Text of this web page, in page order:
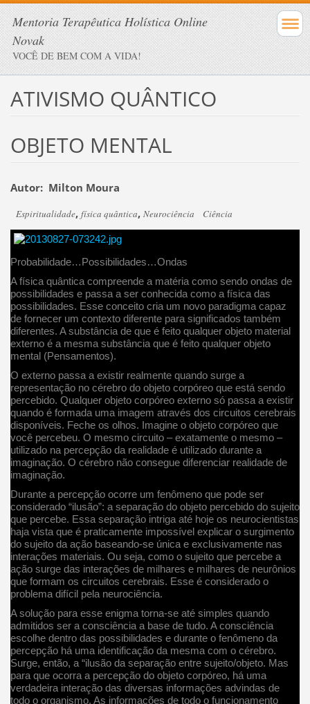
Mentoria Terapêutica Holística Online
Novak
VOCÊ DE BEM COM A VIDA!
ATIVISMO QUÂNTICO
OBJETO MENTAL
Autor: Milton Moura
Espiritualidade, física quântica, Neurociência Ciência
Probabilidade…Possibilidades…Ondas
A física quântica compreende a matéria como sendo ondas de
possibilidades e passa a ser conhecida como a física das
possibilidades. Esse conceito cria um novo paradigma capaz
de fornecer um contexto diferente para significados também
diferentes. A substância de que é feito qualquer objeto material
externo é a mesma substância que é feito qualquer objeto
mental (Pensamentos).
O externo passa a existir realmente quando surge a
representação no cérebro do objeto corpóreo que está sendo
percebido. Qualquer objeto corpóreo externo só passa a existir
quando é formada uma imagem através dos circuitos cerebrais
disponíveis. Feche os olhos. Imagine o objeto corpóreo que
você percebeu. O mesmo circuito – exatamente o mesmo –
utilizado na percepção da realidade é utilizado durante a
imaginação. O cérebro não consegue diferenciar realidade de
imaginação.
Durante a percepção ocorre um fenômeno que pode ser
considerado “ilusão”: a separação do objeto percebido do sujeito
que percebe. Essa separação intriga até hoje os neurocientistas
haja vista que é praticamente impossível explicar o surgimento
do sujeito da ação baseando-se única e exclusivamente nas
interações materiais. Ou seja, como o sujeito que percebe a
ação surge das interações de milhares e milhares de neurônios
que formam os circuitos cerebrais. Esse é considerado o
problema difícil pela neurociência.
A solução para esse enigma torna-se até simples quando
admitidos ser a consciência a base de tudo. A consciência
escolhe dentro das possibilidades e durante o fenômeno da
percepção há uma identificação da mesma com o cérebro.
Surge, então, a “ilusão da separação entre sujeito/objeto. Mas
para que ocorra a percepção do objeto corpóreo, há uma
verdadeira interação das diversas informações advindas de
todo o organismo. As informações de todo o funcionamento